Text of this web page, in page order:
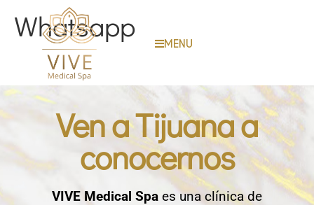
MENU
Whatsapp
Ven a Tijuana a
conocernos
VIVE Medical Spa es una clínica de